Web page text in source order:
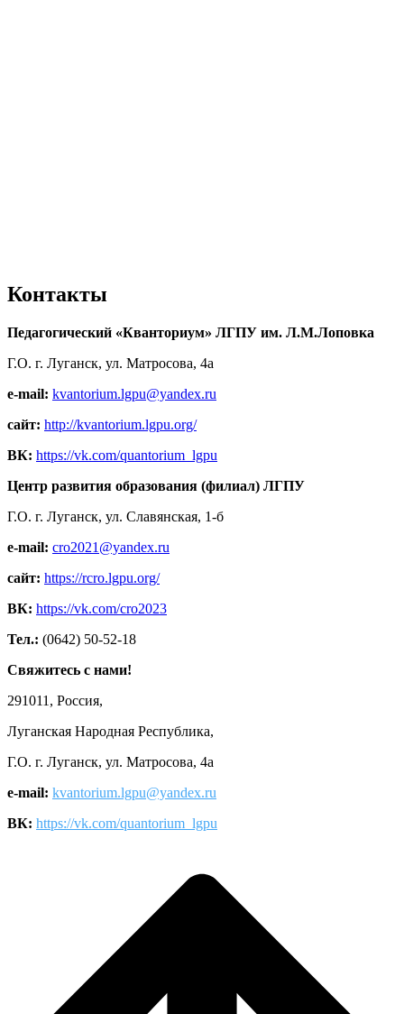
Контакты
Педагогический «Кванториум» ЛГПУ им. Л.М.Лоповка
Г.О. г. Луганск, ул. Матросова, 4а
e-mail: kvantorium.lgpu@yandex.ru
сайт: http://kvantorium.lgpu.org/
ВК: https://vk.com/quantorium_lgpu
Центр развития образования (филиал) ЛГПУ
Г.О. г. Луганск, ул. Славянская, 1-б
e-mail: cro2021@yandex.ru
сайт: https://rcro.lgpu.org/
ВК: https://vk.com/cro2023
Тел.: (0642) 50-52-18
Свяжитесь с нами!
291011, Россия,
Луганская Народная Республика,
Г.О. г. Луганск, ул. Матросова, 4а
e-mail: kvantorium.lgpu@yandex.ru
ВК: https://vk.com/quantorium_lgpu